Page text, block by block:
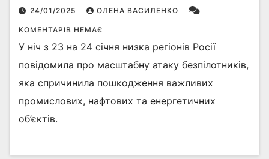
24/01/2025 ОЛЕНА ВАСИЛЕНКО
КОМЕНТАРІВ НЕМАЄ
У ніч з 23 на 24 січня низка регіонів Росії
повідомила про масштабну атаку безпілотників,
яка спричинила пошкодження важливих
промислових, нафтових та енергетичних
об’єктів.